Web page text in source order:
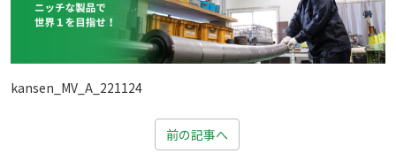
kansen_MV_A_221124
前の記事へ